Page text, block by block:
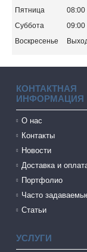
Пятница
08:00
Суббота
09:00
Воскресенье
КОНТАКТНАЯ
ИНФОРМАЦИЯ
О нас
Контакты
Новости
Доставка и
Портфолио
Часто
Статьи
УСЛУГИ